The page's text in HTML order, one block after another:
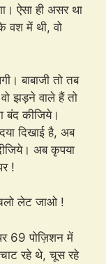
ऐसा ही असर था
वश में थी, वो
बाबाजी तो तब
झड़ने वाले हैं तो
बंद कीजिये।
दिखाई है, अब
अब कृपया
!
लेट जाओ !
69 पोज़िशन में
रहे थे, चूस रहे